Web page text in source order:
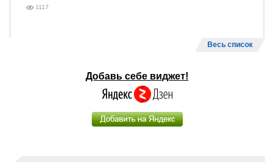
1117
Весь список
Добавь себе виджет!